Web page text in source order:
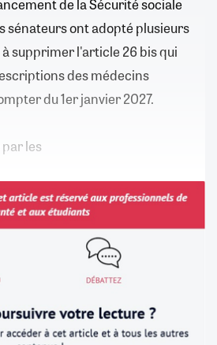
de la Sécurité sociale
sénateurs ont adopté plusieurs
supprimer l'article 26 bis qui
des médecins
du 1er janvier 2027.
les